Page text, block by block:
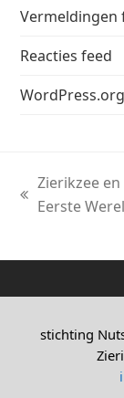
Vermeldingen
Reacties feed
WordPress.org
previous
Zierikzee en
Eerste
stichting